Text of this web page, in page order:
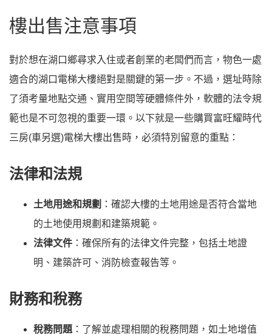
樓出售注意事項
對於想在湖口鄉尋求入住或者創業的老闆們而言，物色一處
適合的湖口電梯大樓絕對是關鍵的第一步。不過，選址時除
了須考量地點交通、實用空間等硬體條件外，軟體的法令規
範也是不可忽視的重要一環。以下就是一些購買富旺耀時代
三房(車另選)電梯大樓出售時，必須特別留意的重點：
法律和法規
土地用途和規劃 ：確認大樓的土地用途是否符合當地
的土地使用規劃和建築規範。
法律文件 ：確保所有的法律文件完整，包括土地證
明、建築許可、消防檢查報告等。
財務和稅務
稅務問題 ：了解並處理相關的稅務問題，如土地增值